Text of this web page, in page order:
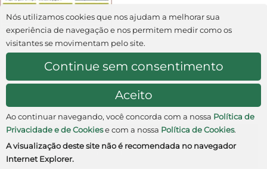
Jornal Nº 17
janeiro/fevereiro 2005
São Paulo • SP • Brasil
Nós utilizamos cookies que nos ajudam a melhorar sua
experiência de navegação e nos permitem medir como os
visitantes se movimentam pelo site.
Ao continuar navegando, você concorda com a nossa Política de
Privacidade e de Cookiese com a nossa Política de Cookies.
A visualização deste site não é recomendada no navegador
Internet Explorer.
Aceito
Continue sem consentimento